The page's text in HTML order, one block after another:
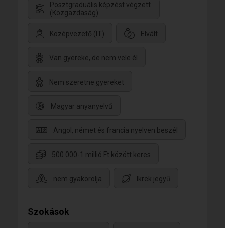
Posztgraduális képzést végzett
(Közgazdaság)
Középvezető (IT) Elvált
Van gyereke, de nem vele él
Nem szeretne gyereket
Magyar anyanyelvű
Angol, német és francia nyelven beszél
500.000-1 millió Ft között keres
nem gyakorolja Ikrek jegyű
Szokások